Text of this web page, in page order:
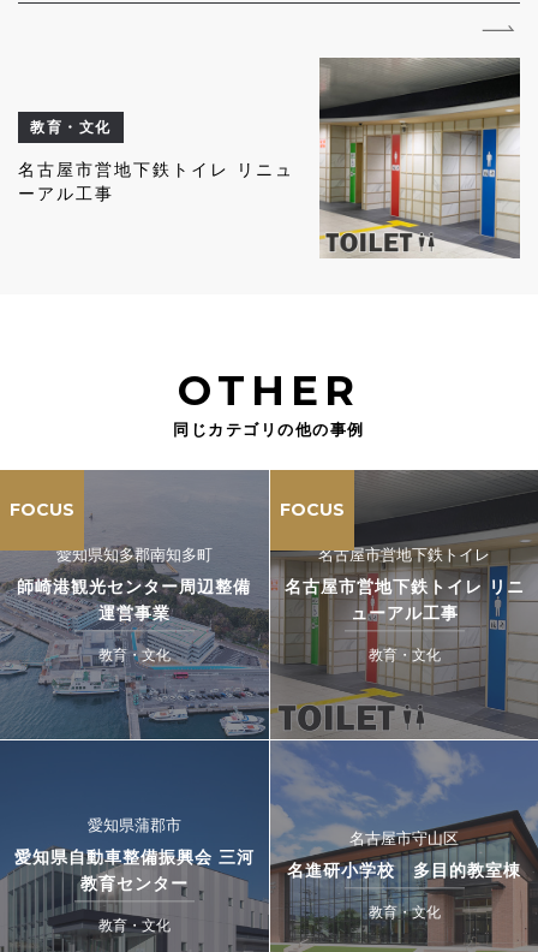
教育・文化
名古屋市営地下鉄トイレ リニュ
ーアル工事
OTHER
同じカテゴリの他の事例
FOCUS
愛知県知多郡南知多町
師崎港観光センター周辺整備
運営事業
教育・文化
FOCUS
名古屋市営地下鉄トイレ
名古屋市営地下鉄トイレ リニ
ューアル工事
教育・文化
愛知県蒲郡市
愛知県自動車整備振興会 三河
教育センター
教育・文化
名古屋市守山区
名進研小学校 多目的教室棟
教育・文化